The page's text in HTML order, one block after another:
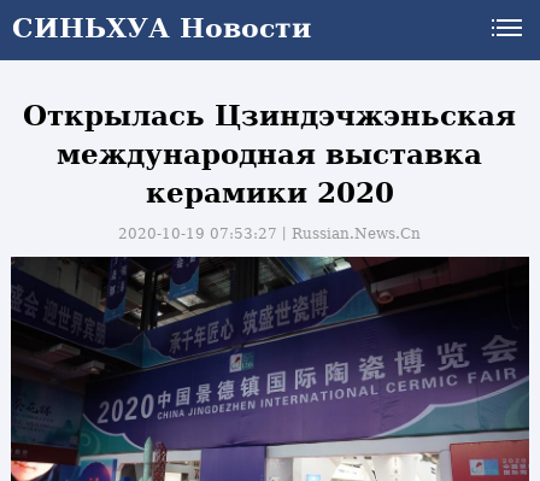
СИНЬХУА Новости
Открылась Цзиндэчжэньская
международная выставка
керамики 2020
2020-10-19 07:53:27丨Russian.News.Cn